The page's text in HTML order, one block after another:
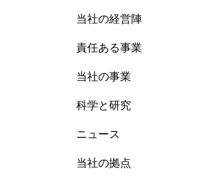
当社の経営陣
責任ある事業
当社の事業
科学と研究
ニュース
当社の拠点